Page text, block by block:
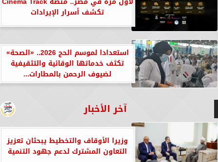
تكشف أسرار الإيرادات
استعدادا لموسم الحج 2026.. «الصحة»
تكثف خدماتها الوقائية والتثقيفية
لضيوف الرحمن بالمطارات...
آخر الأخبار
وزيرا الأوقاف والتخطيط يبحثان تعزيز
التعاون المشترك لدعم جهود التنمية